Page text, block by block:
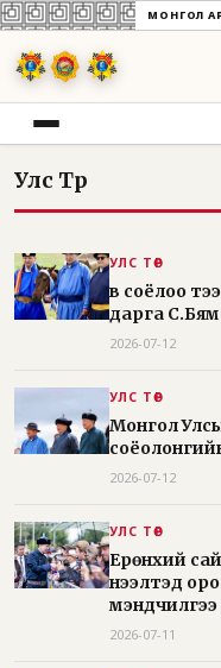
МОНГОЛ
Улс Төр
УЛС ТӨР
Өв соёлоо
дарга
2026-07-12
УЛС ТӨР
Монгол
2026-07-12
УЛС ТӨР
Ерөнхий
нээлтэд
2026-07-11